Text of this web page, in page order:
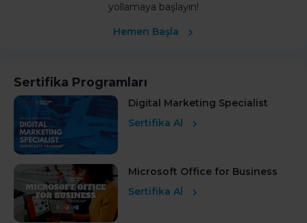
yollamaya başlayın!
Hemen Başla
Sertifika Programları
Digital Marketing Specialist
Sertifika Al
Microsoft Office for Business
Sertifika Al